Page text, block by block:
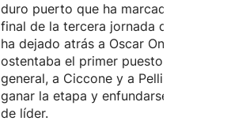
duro puerto que ha marcado el tramo
final de la tercera jornada de la
ha dejado atrás a Oscar Onley, que
ostentaba el primer puesto en la
general, a Ciccone y a Pellizzari, para
ganar la etapa y enfundarse el maillot
de líder.